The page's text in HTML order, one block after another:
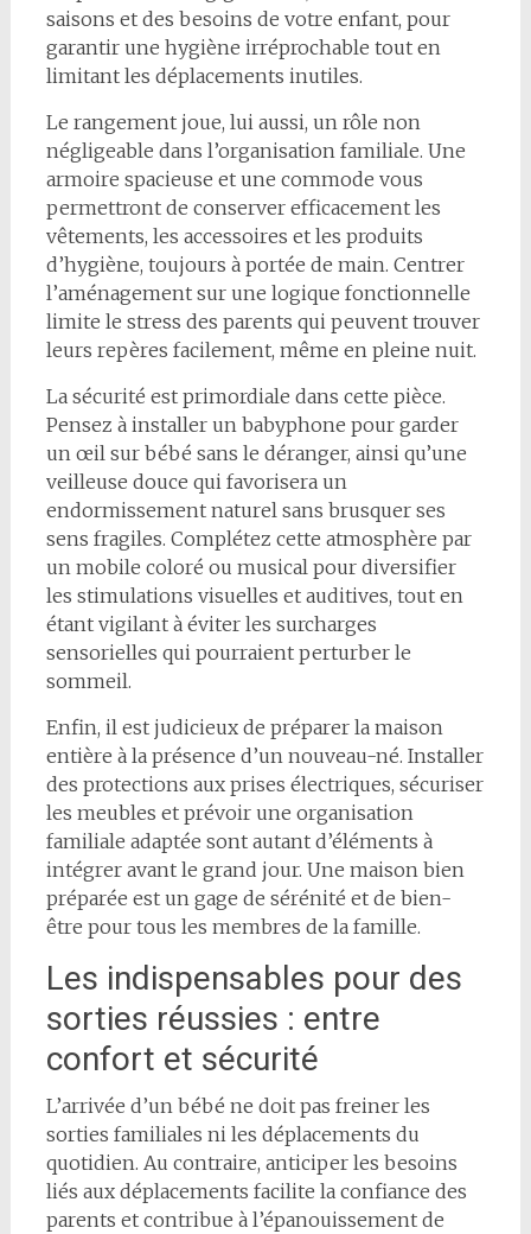
saisons et des besoins de votre enfant, pour
garantir une hygiène irréprochable tout en
limitant les déplacements inutiles.
Le rangement joue, lui aussi, un rôle non
négligeable dans l’organisation familiale. Une
armoire spacieuse et une commode vous
permettront de conserver efficacement les
vêtements, les accessoires et les produits
d’hygiène, toujours à portée de main. Centrer
l’aménagement sur une logique fonctionnelle
limite le stress des parents qui peuvent trouver
leurs repères facilement, même en pleine nuit.
La sécurité est primordiale dans cette pièce.
Pensez à installer un babyphone pour garder
un œil sur bébé sans le déranger, ainsi qu’une
veilleuse douce qui favorisera un
endormissement naturel sans brusquer ses
sens fragiles. Complétez cette atmosphère par
un mobile coloré ou musical pour diversifier
les stimulations visuelles et auditives, tout en
étant vigilant à éviter les surcharges
sensorielles qui pourraient perturber le
sommeil.
Enfin, il est judicieux de préparer la maison
entière à la présence d’un nouveau-né. Installer
des protections aux prises électriques, sécuriser
les meubles et prévoir une organisation
familiale adaptée sont autant d’éléments à
intégrer avant le grand jour. Une maison bien
préparée est un gage de sérénité et de bien-
être pour tous les membres de la famille.
Les indispensables pour des
sorties réussies : entre
confort et sécurité
L’arrivée d’un bébé ne doit pas freiner les
sorties familiales ni les déplacements du
quotidien. Au contraire, anticiper les besoins
liés aux déplacements facilite la confiance des
parents et contribue à l’épanouissement de